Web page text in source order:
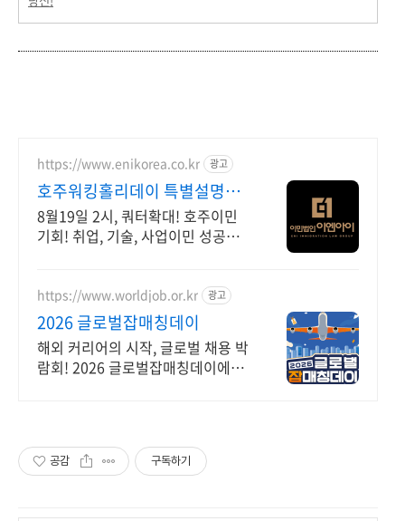
https://www.enikorea.co.kr 광고
호주워킹홀리데이 특별설명회!
청와대비자의뢰 공신력
8월19일 2시, 쿼터확대! 호주이민
기회! 취업, 기술, 사업이민 성공안
https://www.worldjob.or.kr 광고
2026 글로벌잡매칭데이
해외 커리어의 시작, 글로벌 채용 박
람회! 2026 글로벌잡매칭데이에서
공감 구독하기